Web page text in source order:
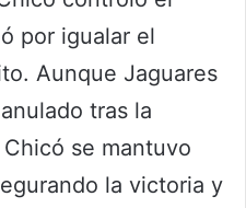
por igualar el
Aunque Jaguares
tras la
se mantuvo
la victoria y